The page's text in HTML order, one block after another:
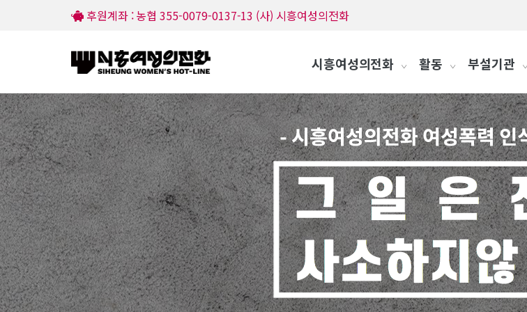
후원계좌 : 농협 355-0079-0137-13 (사) 시흥여성의전화
시흥여성의전화 활동 부설기관